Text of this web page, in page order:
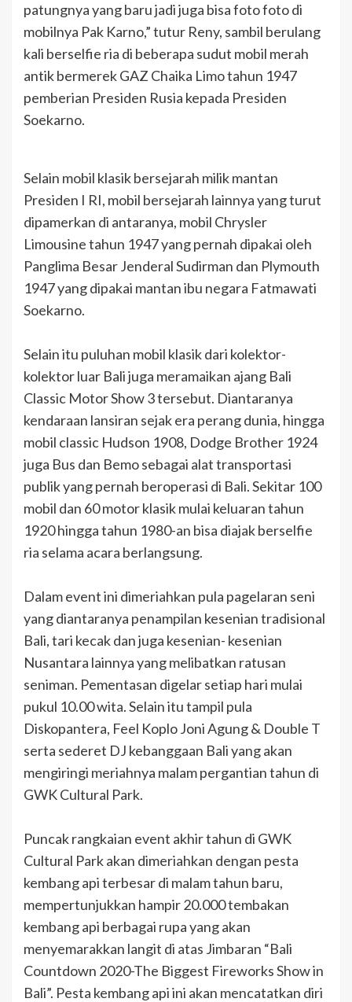
patungnya yang baru jadi juga bisa foto foto di
mobilnya Pak Karno,” tutur Reny, sambil berulang
kali berselfie ria di beberapa sudut mobil merah
antik bermerek GAZ Chaika Limo tahun 1947
pemberian Presiden Rusia kepada Presiden
Soekarno.
Selain mobil klasik bersejarah milik mantan
Presiden I RI, mobil bersejarah lainnya yang turut
dipamerkan di antaranya, mobil Chrysler
Limousine tahun 1947 yang pernah dipakai oleh
Panglima Besar Jenderal Sudirman dan Plymouth
1947 yang dipakai mantan ibu negara Fatmawati
Soekarno.
Selain itu puluhan mobil klasik dari kolektor-
kolektor luar Bali juga meramaikan ajang Bali
Classic Motor Show 3 tersebut. Diantaranya
kendaraan lansiran sejak era perang dunia, hingga
mobil classic Hudson 1908, Dodge Brother 1924
juga Bus dan Bemo sebagai alat transportasi
publik yang pernah beroperasi di Bali. Sekitar 100
mobil dan 60 motor klasik mulai keluaran tahun
1920 hingga tahun 1980-an bisa diajak berselfie
ria selama acara berlangsung.
Dalam event ini dimeriahkan pula pagelaran seni
yang diantaranya penampilan kesenian tradisional
Bali, tari kecak dan juga kesenian- kesenian
Nusantara lainnya yang melibatkan ratusan
seniman. Pementasan digelar setiap hari mulai
pukul 10.00 wita. Selain itu tampil pula
Diskopantera, Feel Koplo Joni Agung & Double T
serta sederet DJ kebanggaan Bali yang akan
mengiringi meriahnya malam pergantian tahun di
GWK Cultural Park.
Puncak rangkaian event akhir tahun di GWK
Cultural Park akan dimeriahkan dengan pesta
kembang api terbesar di malam tahun baru,
mempertunjukkan hampir 20.000 tembakan
kembang api berbagai rupa yang akan
menyemarakkan langit di atas Jimbaran “Bali
Countdown 2020-The Biggest Fireworks Show in
Bali”. Pesta kembang api ini akan mencatatkan diri